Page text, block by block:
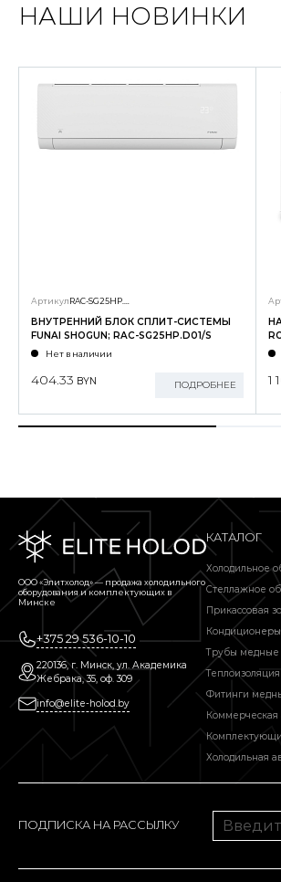
НАШИ НОВИНКИ
Артикул
ВНУТРЕННИЙ БЛОК СПЛИТ-СИСТЕМЫ
FUNAI SHOGUN; RAC-SG25HP.D01/S
Нет в наличии
404.33 BYN ПОДРОБНЕЕ 1
ООО «Элитхолод» ― продажа холодильного
оборудования и комплектующих в
Минске
+375 29 536-10-10
220136, г. Минск, ул. Академика
Жебрака, 35, оф. 309
info@elite-holod.by
КАТАЛОГ
Холодильное
Стеллажное
Прикассовая
Кондиционеры
Трубы медные
Теплоизоляция
Фитинги
Коммерческая
Холодильная
ПОДПИСКА НА РАССЫЛКУ